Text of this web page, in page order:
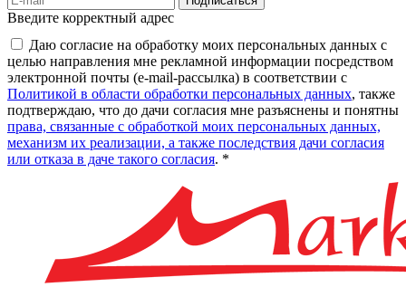
Введите корректный адрес
Даю согласие на обработку моих персональных данных с
целью направления мне рекламной информации посредством
электронной почты (e-mail-рассылка) в соответствии с
Политикой в области обработки персональных данных, также
подтверждаю, что до дачи согласия мне разъяснены и понятны
права, связанные с обработкой моих персональных данных,
механизм их реализации, а также последствия дачи согласия
или отказа в даче такого согласия. *